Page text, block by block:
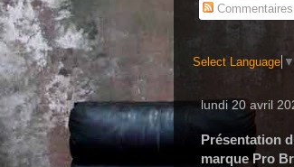
Commentaires
Select Language ▼
lundi 20 avril
Présentation
marque Pro